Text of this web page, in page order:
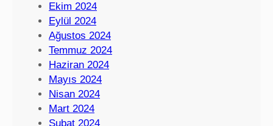
Ekim 2024
Eylül 2024
Ağustos 2024
Temmuz 2024
Haziran 2024
Mayıs 2024
Nisan 2024
Mart 2024
Şubat 2024